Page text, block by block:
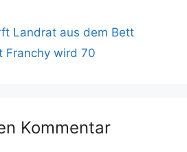
Landrat aus dem Bett
Franchy wird 70
Kommentar